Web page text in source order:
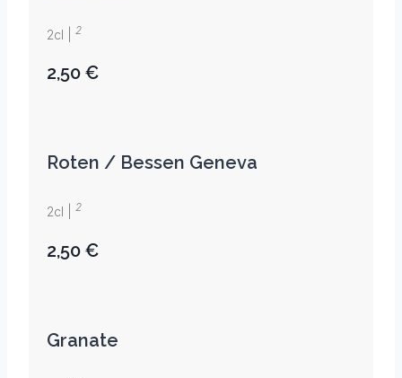
2cl | 2
2,50 €
Roten / Bessen Geneva
2cl | 2
2,50 €
Granate